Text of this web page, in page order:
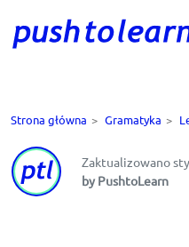
Strona główna > Gramatyka >
Zaktualizowano
by PushtoLearn